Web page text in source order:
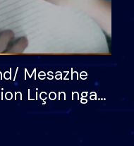
Mesazhe
Liçon nga
meritoj…